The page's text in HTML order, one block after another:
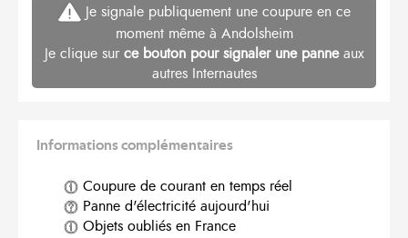
Je signale publiquement une coupure en ce
moment même à Andolsheim
Je clique sur ce bouton pour signaler une panneaux
autres Internautes
Informations complémentaires
Coupure de courant en temps réel
Panne d'électricité aujourd'hui
Objets oubliés en France